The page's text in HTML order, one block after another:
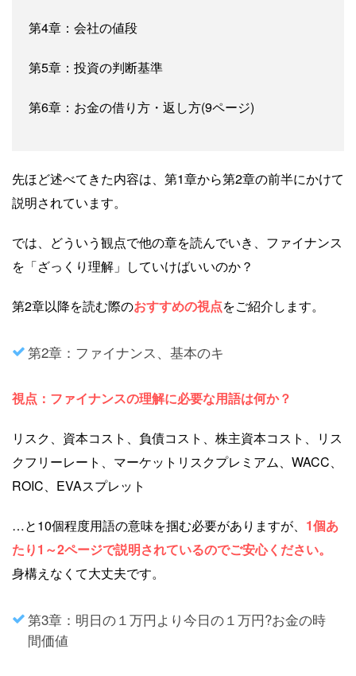
第4章：会社の値段
第5章：投資の判断基準
第6章：お金の借り方・返し方(9ページ)
先ほど述べてきた内容は、第1章から第2章の前半にかけて
説明されています。
では、どういう観点で他の章を読んでいき、ファイナンス
を「ざっくり理解」していけばいいのか？
第2章以降を読む際のおすすめの視点をご紹介します。
第2章：ファイナンス、基本のキ
視点：ファイナンスの理解に必要な用語は何か？
リスク、資本コスト、負債コスト、株主資本コスト、リス
クフリーレート、マーケットリスクプレミアム、WACC、
ROIC、EVAスプレット
…と10個程度用語の意味を掴む必要がありますが、 1個あ
たり1～2ページで説明されているのでご安心ください。
身構えなくて大丈夫です。
第3章：明日の１万円より今日の１万円?お金の時
間価値